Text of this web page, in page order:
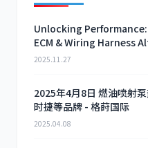
Unlocking
ECM & Wiring Harness
2025.11.27
2025年4月8日 燃油喷射
时捷等品牌 - 格莳国际
2025.04.08